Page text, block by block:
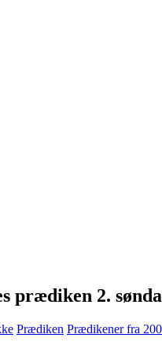
prædiken 2.
Prædiken Prædikener fra